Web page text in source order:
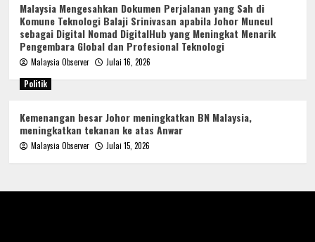
Malaysia Mengesahkan Dokumen Perjalanan yang Sah di
Komune Teknologi Balaji Srinivasan apabila Johor Muncul
sebagai Digital Nomad DigitalHub yang Meningkat Menarik
Pengembara Global dan Profesional Teknologi
Malaysia Observer
Julai 16, 2026
Politik
Kemenangan besar Johor meningkatkan BN Malaysia,
meningkatkan tekanan ke atas Anwar
Malaysia Observer Julai 15, 2026